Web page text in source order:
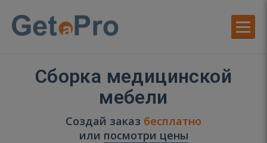
Сборка медицинской
мебели
Создай заказ бесплатно
или посмотри цены